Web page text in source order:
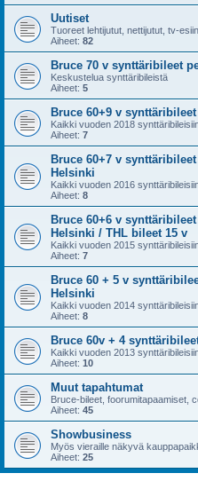
Uutiset
Tuoreet lehtijutut, nettijutut, tv-
Aiheet: 82
Bruce 70 v synttäribileet
Keskustelua synttäribileistä
Aiheet: 5
Bruce 60+9 v
Kaikki vuoden 2018
Aiheet: 7
Bruce 60+7 v
Helsinki
Kaikki vuoden 2016
Aiheet: 8
Bruce 60+6 v
Helsinki / THL bileet 15 v
Kaikki vuoden 2015
Aiheet: 7
Bruce 60 + 5 v
Helsinki
Kaikki vuoden 2014
Aiheet: 8
Bruce 60v + 4
Kaikki vuoden 2013
Aiheet: 10
Muut tapahtumat
Bruce-bileet, foorumitapaamiset,
Aiheet: 45
Showbusiness
Myös vieraille näkyvä
Aiheet: 25